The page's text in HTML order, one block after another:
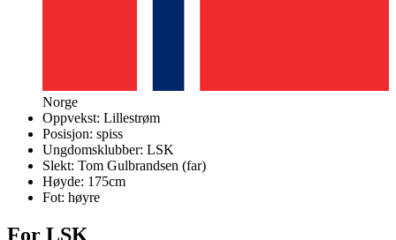
Norge
Oppvekst: Lillestrøm
Posisjon: spiss
Ungdomsklubber: LSK
Slekt: Tom Gulbrandsen (far)
Høyde: 175cm
Fot: høyre
For LSK